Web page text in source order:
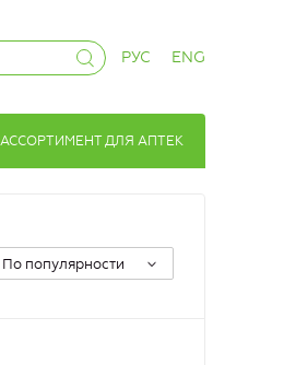
РУС ENG
АССОРТИМЕНТ ДЛЯ АПТЕК
По популярности